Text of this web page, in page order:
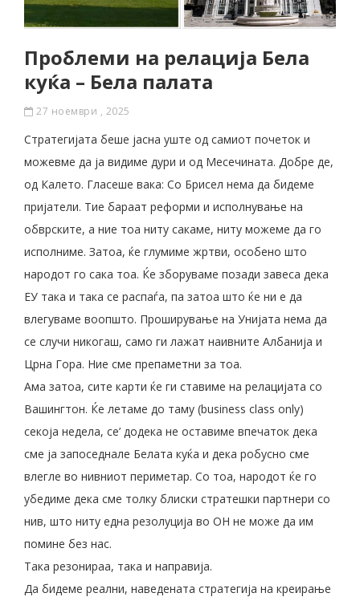
Проблеми на релација Бела
куќа – Бела палата
27 ноември , 2025
Стратегијата беше јасна уште од самиот почеток и
можевме да ја видиме дури и од Месечината. Добре де,
од Калето. Гласеше вака: Со Брисел нема да бидеме
пријатели. Тие бараат реформи и исполнување на
обврските, а ние тоа ниту сакаме, ниту можеме да го
исполниме. Затоа, ќе глумиме жртви, особено што
народот го сака тоа. Ќе зборуваме позади завеса дека
ЕУ така и така се распаѓа, па затоа што ќе ни е да
влегуваме воопшто. Проширување на Унијата нема да
се случи никогаш, само ги лажат наивните Албанија и
Црна Гора. Ние сме препаметни за тоа.
Ама затоа, сите карти ќе ги ставиме на релацијата со
Вашингтон. Ќе летаме до таму (business class only)
секоја недела, се’ додека не оставиме впечаток дека
сме ја запоседнале Белата куќа и дека робусно сме
влегле во нивниот периметар. Со тоа, народот ќе го
убедиме дека сме толку блиски стратешки партнери со
нив, што ниту една резолуција во ОН не може да им
помине без нас.
Така резонираа, така и направија.
Да бидеме реални, наведената стратегија на креирање